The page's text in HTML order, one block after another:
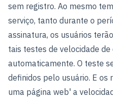
sem registro. Ao mesmo
serviço, tanto durante o
assinatura, os usuários
tais testes de velocidade
automaticamente. O teste
definidos pelo usuário. E os
uma página web' a